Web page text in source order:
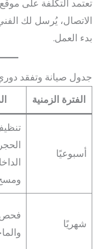
تعتمد التكلفة على
الاتصال، يُرسل لك
بدء العمل.
جدول صيانة وتفقد
الفترة الزمنية
أسبوعيًا
شهريًا
فحص